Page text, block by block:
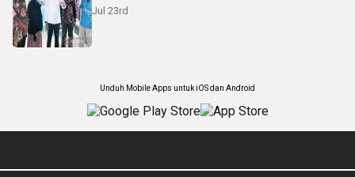
Jul 23rd
Unduh Mobile Apps untuk iOS dan Android